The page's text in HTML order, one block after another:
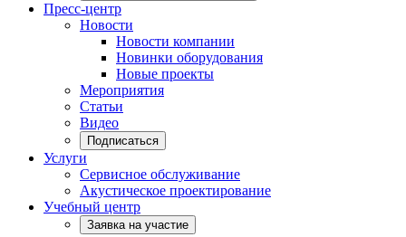
Пресс-центр
Новости
Новости компании
Новинки оборудования
Новые проекты
Мероприятия
Статьи
Видео
Подписаться
Услуги
Сервисное обслуживание
Акустическое проектирование
Учебный центр
Заявка на участие